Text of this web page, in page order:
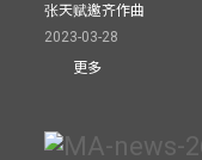
张天赋邀齐作曲
2023-03-28
更多